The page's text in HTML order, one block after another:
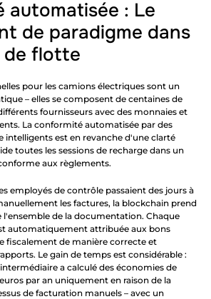
automatisée : Le
de paradigme dans
de flotte
pour les camions électriques sont un
– elles se composent de centaines de
fournisseurs avec des monnaies et
La conformité automatisée par des
intelligents est en revanche d'une clarté
toutes les sessions de recharge dans un
aux règlements.
employés de contrôle passaient des jours à
les factures, la blockchain prend
de la documentation. Chaque
automatiquement attribuée aux bons
fiscalement de manière correcte et
Le gain de temps est considérable :
a calculé des économies de
par an uniquement en raison de la
de facturation manuels – avec un